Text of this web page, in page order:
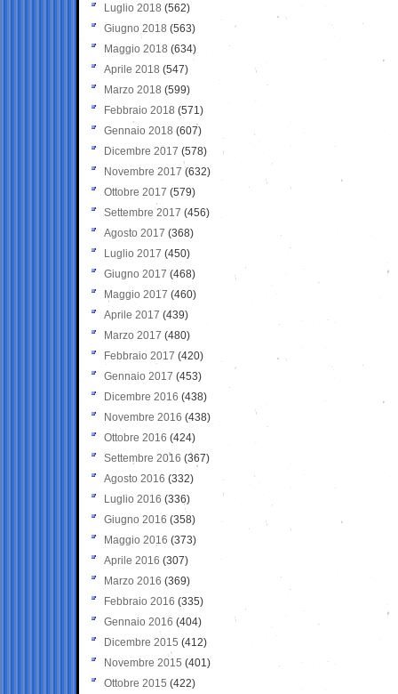
Luglio 2018 (562)
Giugno 2018 (563)
Maggio 2018 (634)
Aprile 2018 (547)
Marzo 2018 (599)
Febbraio 2018 (571)
Gennaio 2018 (607)
Dicembre 2017 (578)
Novembre 2017 (632)
Ottobre 2017 (579)
Settembre 2017 (456)
Agosto 2017 (368)
Luglio 2017 (450)
Giugno 2017 (468)
Maggio 2017 (460)
Aprile 2017 (439)
Marzo 2017 (480)
Febbraio 2017 (420)
Gennaio 2017 (453)
Dicembre 2016 (438)
Novembre 2016 (438)
Ottobre 2016 (424)
Settembre 2016 (367)
Agosto 2016 (332)
Luglio 2016 (336)
Giugno 2016 (358)
Maggio 2016 (373)
Aprile 2016 (307)
Marzo 2016 (369)
Febbraio 2016 (335)
Gennaio 2016 (404)
Dicembre 2015 (412)
Novembre 2015 (401)
Ottobre 2015 (422)